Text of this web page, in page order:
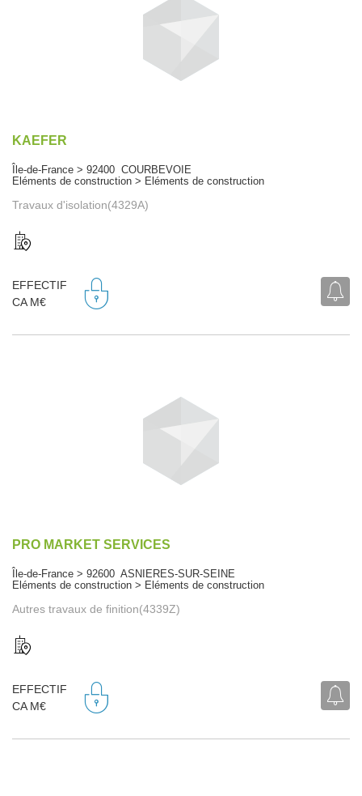
KAEFER
Île-de-France > 92400 COURBEVOIE
Eléments de construction > Eléments de construction
Travaux d'isolation(4329A)
EFFECTIF
CA M€
PRO MARKET SERVICES
Île-de-France > 92600 ASNIERES-SUR-SEINE
Eléments de construction > Eléments de construction
Autres travaux de finition(4339Z)
EFFECTIF
CA M€